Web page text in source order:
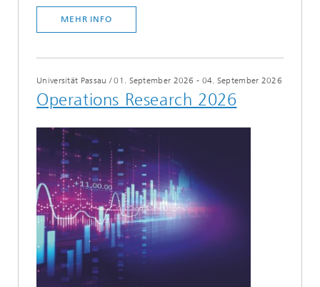
MEHR INFO
Universität Passau /01. September 2026 - 04. September 2026
Operations Research 2026